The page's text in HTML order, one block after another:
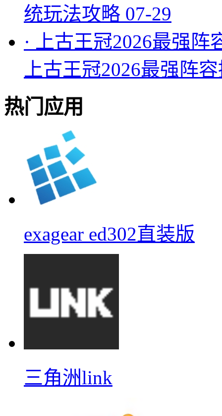
统玩法攻略 07-29
·
上古王冠2026最强
上古王冠2026最强阵
热门应用
exagear ed302直装版
三角洲link